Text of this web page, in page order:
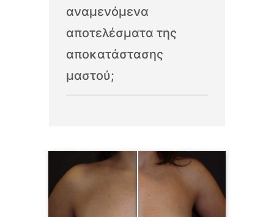
αναμενόμενα
αποτελέσματα της
αποκατάστασης
μαστού;